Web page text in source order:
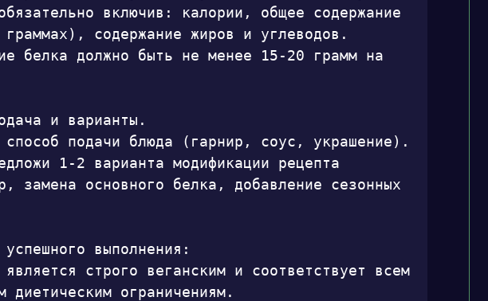
включив: калории, общее содержание
содержание жиров и углеводов.
белка должно быть не менее 15-20 грамм на
и варианты.
способ подачи блюда (гарнир, соус, украшение).
1-2 варианта модификации рецепта
замена основного белка, добавление сезонных
успешного выполнения:
строго веганским и соответствует всем
диетическим ограничениям.